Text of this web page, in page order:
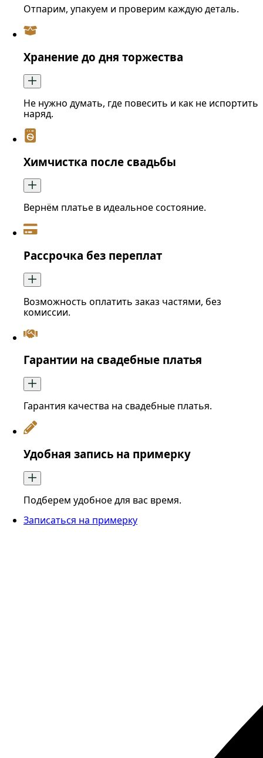
Отпарим, упакуем и проверим каждую деталь.
Хранение до дня торжества
Не нужно думать, где повесить и как не испортить
наряд.
Химчистка после свадьбы
Вернём платье в идеальное состояние.
Рассрочка без переплат
Возможность оплатить заказ частями, без
комиссии.
Гарантии на свадебные платья
Гарантия качества на свадебные платья.
Удобная запись на примерку
Подберем удобное для вас время.
Записаться на примерку